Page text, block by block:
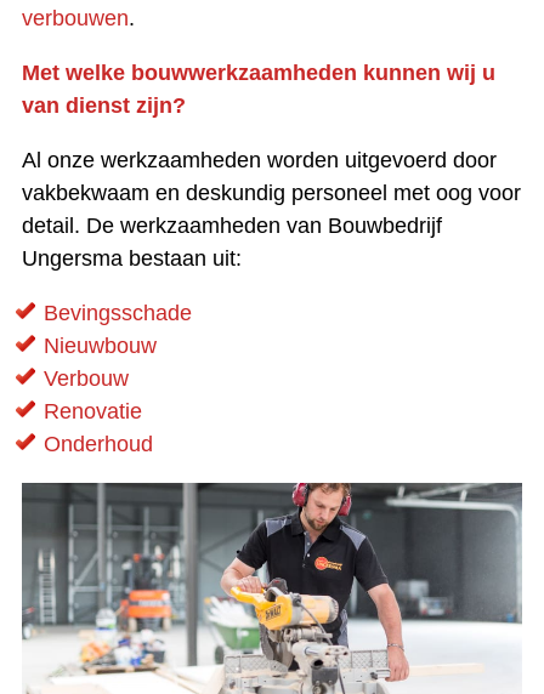
verbouwen.
Met welke bouwwerkzaamheden kunnen wij u
van dienst zijn?
Al onze werkzaamheden worden uitgevoerd door
vakbekwaam en deskundig personeel met oog voor
detail. De werkzaamheden van Bouwbedrijf
Ungersma bestaan uit:
Bevingsschade
Nieuwbouw
Verbouw
Renovatie
Onderhoud